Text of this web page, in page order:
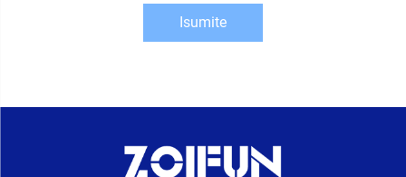
Isumite